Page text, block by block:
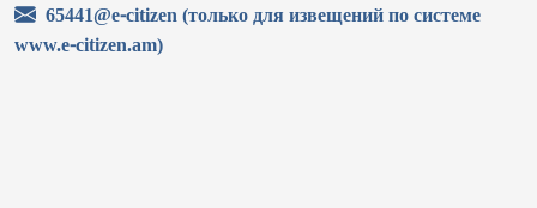
65441@e-citizen (только для извещений по системе
www.e-citizen.am)